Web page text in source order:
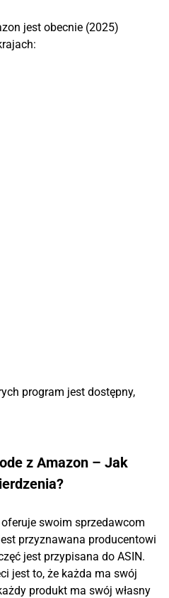
jest obecnie (2025)
program jest dostępny,
z Amazon – Jak
swoim sprzedawcom
przyznawana producentowi
jest przypisana do ASIN.
jest to, że każda ma swój
produkt ma swój własny